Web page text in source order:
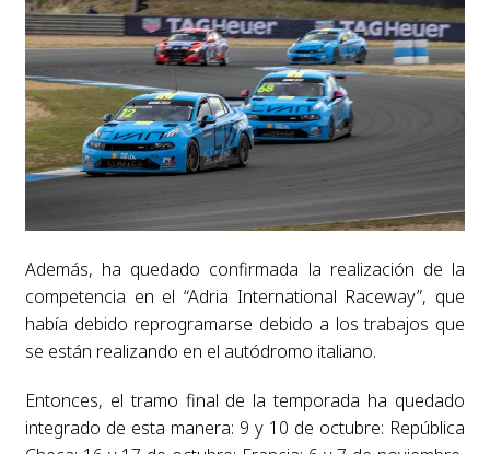
Además, ha quedado confirmada la realización de la
competencia en el “Adria International Raceway”, que
había debido reprogramarse debido a los trabajos que
se están realizando en el autódromo italiano.
Entonces, el tramo final de la temporada ha quedado
integrado de esta manera: 9 y 10 de octubre: República